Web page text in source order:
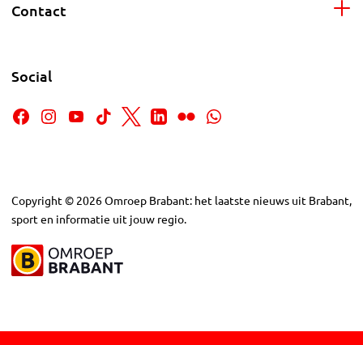
Contact
Social
Copyright © 2026Omroep Brabant: het laatste nieuws uit Brabant,
sport en informatie uit jouw regio.